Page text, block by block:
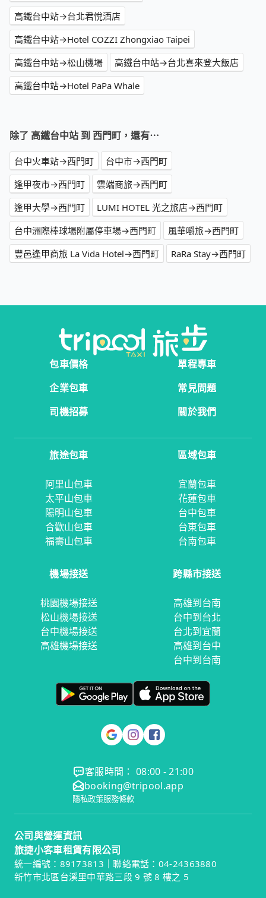
高鐵台中站→台北君悅酒店
高鐵台中站→Hotel COZZI Zhongxiao Taipei
高鐵台中站→松山機場
高鐵台中站→台北喜來登大飯店
高鐵台中站→Hotel PaPa Whale
除了 高鐵台中站 到 西門町，還有⋯
台中火車站→西門町
台中市→西門町
逢甲夜市→西門町
雲端商旅→西門町
逢甲大學→西門町
LUMI HOTEL 光之旅店→西門町
台中洲際棒球場附屬停車場→西門町
風華嚼旅→西門町
豐邑逢甲商旅 La Vida Hotel→西門町
RaRa Stay→西門町
包車價格
單程專車
企業包車
常見問題
司機招募
關於我們
旅途包車
阿里山包車
太平山包車
陽明山包車
合歡山包車
福壽山包車
區域包車
宜蘭包車
花蓮包車
台中包車
台東包車
台南包車
機場接送
桃園機場接送
松山機場接送
台中機場接送
高雄機場接送
跨縣市接送
高雄到台南
台中到台北
台北到宜蘭
高雄到台中
台中到台南
客服時間： 08:00 - 21:00
booking@tripool.app
隱私政策服務條款
公司與營運資訊
旅捷小客車租賃有限公司
統一編號：89173813｜聯絡電話：04-24363880
新竹市北區台溪里中華路三段 9 號 8 樓之 5